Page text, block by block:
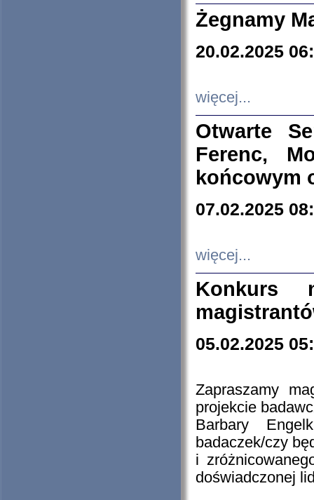
Żegnamy
20.02.2025
więcej...
Otwarte
Ferenc,
końcowym
07.02.2025
więcej...
Konkurs
05.02.2025
Zapraszamy
projekcie
Barbary
badaczek/czy
i
doświadczonej